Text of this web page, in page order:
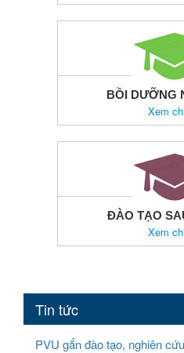
BỒI DƯỠNG
Xem
ĐÀO TẠO
Xem
Tin tức
PVU gắn đào tạo, nghiên